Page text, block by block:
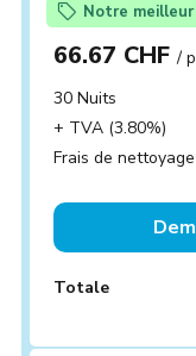
Notre
66.67 CHF/
30 Nuits
+ TVA (3.80%)
Frais de
Totale